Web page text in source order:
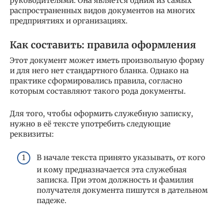
распространенных видов документов на многих
предприятиях и организациях.
Как составить: правила оформления
Этот документ может иметь произвольную форму
и для него нет стандартного бланка. Однако на
практике сформировались правила, согласно
которым составляют такого рода документы.
Для того, чтобы оформить служебную записку,
нужно в её тексте употребить следующие
реквизиты:
В начале текста принято указывать, от кого
и кому предназначается эта служебная
записка. При этом должность и фамилия
получателя документа пишутся в дательном
падеже.